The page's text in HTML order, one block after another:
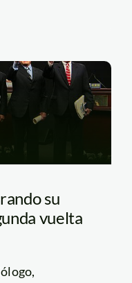
su
vuelta